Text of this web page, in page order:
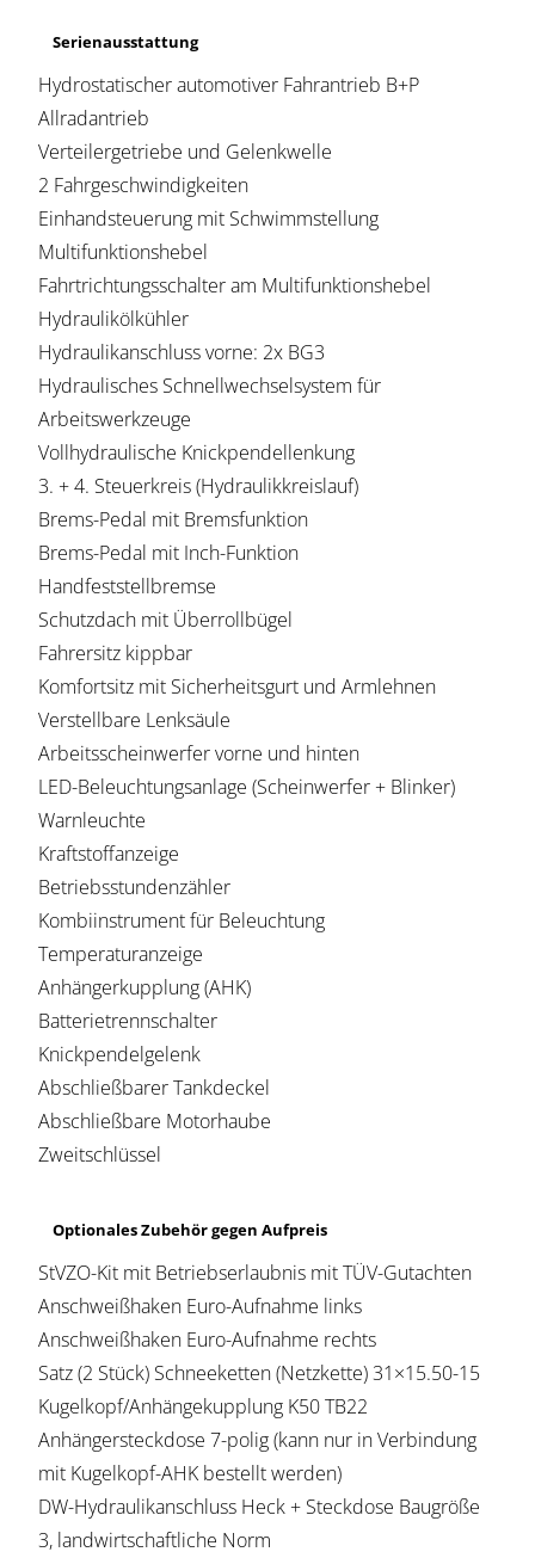
Serienausstattung
Hydrostatischer automotiver Fahrantrieb B+P
Allradantrieb
Verteilergetriebe und Gelenkwelle
2 Fahrgeschwindigkeiten
Einhandsteuerung mit Schwimmstellung
Multifunktionshebel
Fahrtrichtungsschalter am Multifunktionshebel
Hydraulikölkühler
Hydraulikanschluss vorne: 2x BG3
Hydraulisches Schnellwechselsystem für
Arbeitswerkzeuge
Vollhydraulische Knickpendellenkung
3. + 4. Steuerkreis (Hydraulikkreislauf)
Brems-Pedal mit Bremsfunktion
Brems-Pedal mit Inch-Funktion
Handfeststellbremse
Schutzdach mit Überrollbügel
Fahrersitz kippbar
Komfortsitz mit Sicherheitsgurt und Armlehnen
Verstellbare Lenksäule
Arbeitsscheinwerfer vorne und hinten
LED-Beleuchtungsanlage (Scheinwerfer + Blinker)
Warnleuchte
Kraftstoffanzeige
Betriebsstundenzähler
Kombiinstrument für Beleuchtung
Temperaturanzeige
Anhängerkupplung (AHK)
Batterietrennschalter
Knickpendelgelenk
Abschließbarer Tankdeckel
Abschließbare Motorhaube
Zweitschlüssel
Optionales Zubehör gegen Aufpreis
StVZO-Kit mit Betriebserlaubnis mit TÜV-Gutachten
Anschweißhaken Euro-Aufnahme links
Anschweißhaken Euro-Aufnahme rechts
Satz (2 Stück) Schneeketten (Netzkette) 31×15.50-15
Kugelkopf/Anhängekupplung K50 TB22
Anhängersteckdose 7-polig (kann nur in Verbindung
mit Kugelkopf-AHK bestellt werden)
DW-Hydraulikanschluss Heck + Steckdose Baugröße
3, landwirtschaftliche Norm